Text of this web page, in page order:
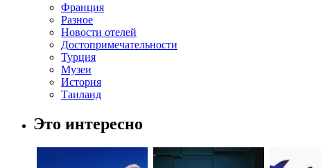
Франция
Разное
Новости отелей
Достопримечательности
Турция
Музеи
История
Таиланд
Это интересно